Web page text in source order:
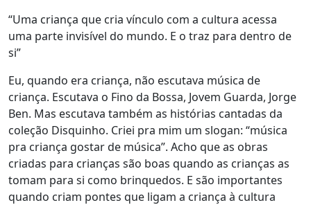
“Uma criança que cria vínculo com a cultura acessa
uma parte invisível do mundo. E o traz para dentro de
si”
Eu, quando era criança, não escutava música de
criança. Escutava o Fino da Bossa, Jovem Guarda, Jorge
Ben. Mas escutava também as histórias cantadas da
coleção Disquinho. Criei pra mim um slogan: “música
pra criança gostar de música”. Acho que as obras
criadas para crianças são boas quando as crianças as
tomam para si como brinquedos. E são importantes
quando criam pontes que ligam a criança à cultura